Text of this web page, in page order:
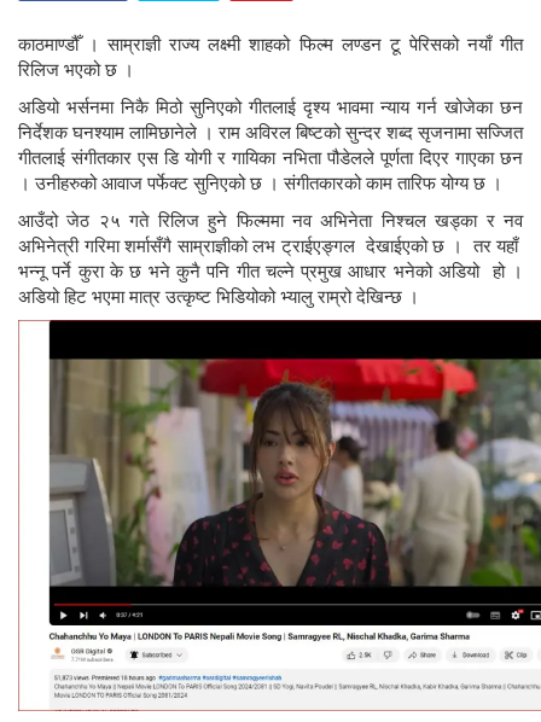
काठमाण्डौँ । साम्राज्ञी राज्य लक्ष्मी शाहको फिल्म लण्डन टू पेरिसको नयाँ गीत
रिलिज भएको छ ।
अडियो भर्सनमा निकै मिठो सुनिएको गीतलाई दृश्य भावमा न्याय गर्न खोजेका छन
निर्देशक घनश्याम लामिछानेले । राम अविरल बिष्टको सुन्दर शब्द सृजनामा सज्जित
गीतलाई संगीतकार एस डि योगी र गायिका नभिता पौडेलले पूर्णता दिएर गाएका छन
। उनीहरुको आवाज पर्फेक्ट सुनिएको छ । संगीतकारको काम तारिफ योग्य छ ।
आउँदो जेठ २५ गते रिलिज हुने फिल्ममा नव अभिनेता निश्चल खड्का र नव
अभिनेत्री गरिमा शर्मासँगै साम्राज्ञीको लभ ट्राईएङ्गल देखाईएको छ । तर यहाँ
भन्नू पर्ने कुरा के छ भने कुनै पनि गीत चल्ने प्रमुख आधार भनेको अडियो हो ।
अडियो हिट भएमा मात्र उत्कृष्ट भिडियोको भ्यालु राम्रो देखिन्छ ।